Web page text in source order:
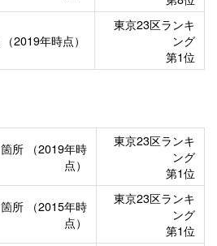
（2019年時点）
東京23区ランキ
ング
第1位
箇所
（2019年時
点）
東京23区ランキ
ング
第1位
箇所
（2015年時
点）
東京23区ランキ
ング
第1位